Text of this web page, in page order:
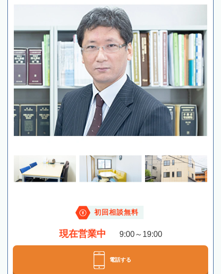
初回相談無料
現在営業中 9:00～19:00
電話する